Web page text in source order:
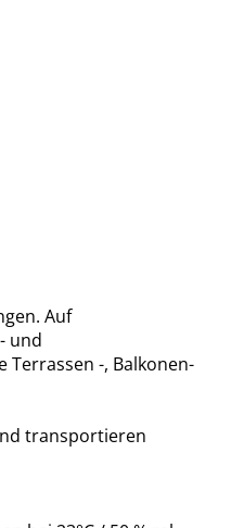
Auf
und
Terrassen -, Balkonen-
transportieren